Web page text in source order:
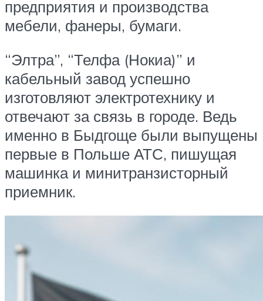
предприятия и производства
мебели, фанеры, бумаги.
“Элтра”, “Телфа (Нокиа)” и
кабельный завод успешно
изготовляют электротехнику и
отвечают за связь в городе. Ведь
именно в Быдгоще были выпущены
первые в Польше АТС, пишущая
машинка и минитранзисторный
приемник.